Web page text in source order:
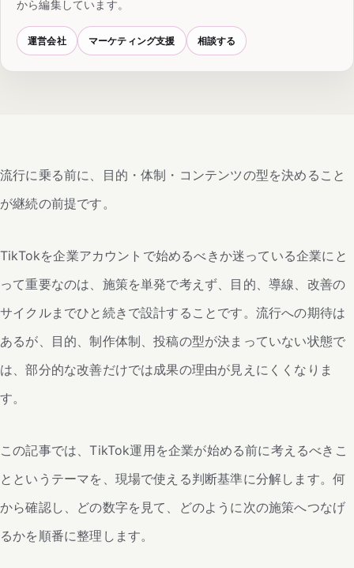
から編集しています。
運営会社 マーケティング支援 相談する
流行に乗る前に、目的・体制・コンテンツの型を決めること
が継続の前提です。
TikTokを企業アカウントで始めるべきか迷っている企業にと
って重要なのは、施策を単発で考えず、目的、導線、改善の
サイクルまでひと続きで設計することです。流行への期待は
あるが、目的、制作体制、投稿の型が決まっていない状態で
は、部分的な改善だけでは成果の理由が見えにくくなりま
す。
この記事では、TikTok運用を企業が始める前に考えるべきこ
とというテーマを、現場で使える判断基準に分解します。何
から確認し、どの数字を見て、どのように次の施策へつなげ
るかを順番に整理します。